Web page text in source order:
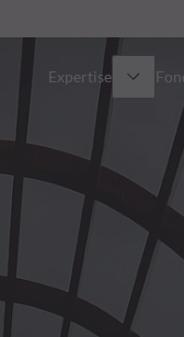
Expertise
Vue d’ensemble
Obligations
Sélection de
Comment